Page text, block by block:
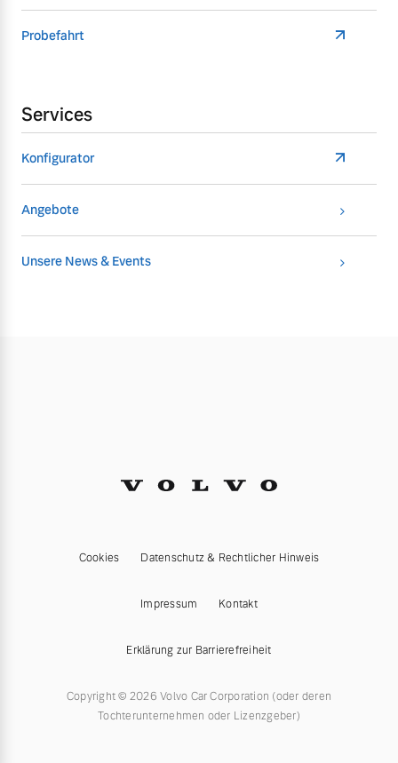
Probefahrt
Services
Konfigurator
Angebote
Unsere News & Events
Cookies Datenschutz & Rechtlicher Hinweis
Impressum Kontakt
Erklärung zur Barrierefreiheit
Copyright © 2026 Volvo Car Corporation (oder deren
Tochterunternehmen oder Lizenzgeber)